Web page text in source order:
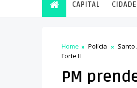
CAPITAL
Home Polícia Santo
Forte II
PM